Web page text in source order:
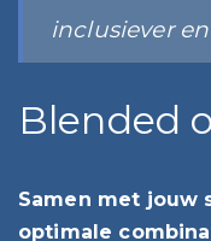
Blended
Samen met jouw
optimale
inclusiever